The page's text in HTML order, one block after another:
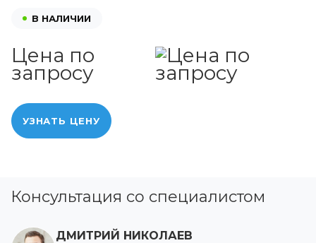
В НАЛИЧИИ
Цена по
запросу
УЗНАТЬ ЦЕНУ
Консультация со специалистом
ДМИТРИЙ НИКОЛАЕВ